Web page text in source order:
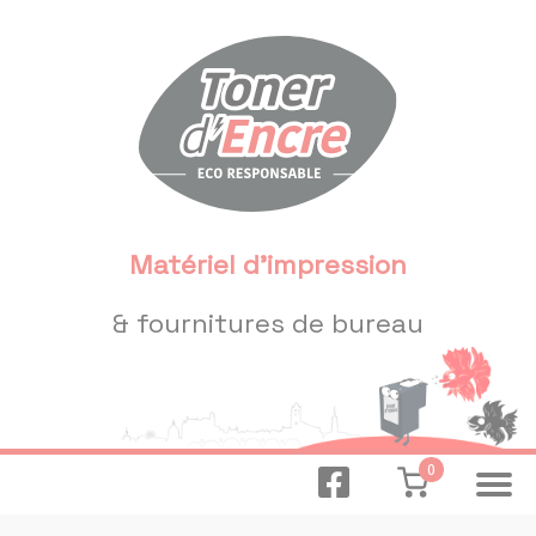
Matériel d'impression
& fournitures de bureau
0